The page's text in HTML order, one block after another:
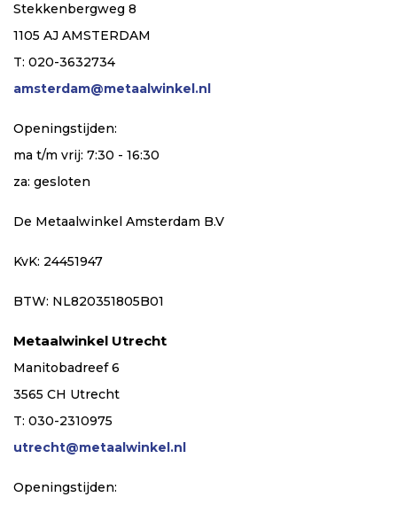
Stekkenbergweg 8
1105 AJ AMSTERDAM
T: 020-3632734
amsterdam@metaalwinkel.nl
Openingstijden:
ma t/m vrij: 7:30 - 16:30
za: gesloten
De Metaalwinkel Amsterdam B.V
KvK: 24451947
BTW: NL820351805B01
Metaalwinkel Utrecht
Manitobadreef 6
3565 CH Utrecht
T: 030-2310975
utrecht@metaalwinkel.nl
Openingstijden: